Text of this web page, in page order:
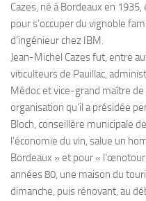
Cazes, né à Bordeaux en
pour s’occuper du vignoble
d’ingénieur chez IBM.
Jean-Michel Cazes fut, entre
viticulteurs de Pauillac,
Médoc et vice-grand maître
organisation qu’il a présidée
Bloch, conseillère municipale
l’économie du vin, salue un
Bordeaux » et pour «
années 80, une maison du
dimanche, puis rénovant, au